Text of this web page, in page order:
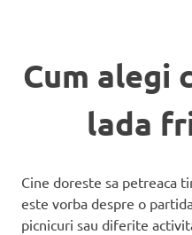
Cum alegi
lada
Cine doreste sa petreaca
este vorba despre o
picnicuri sau diferite